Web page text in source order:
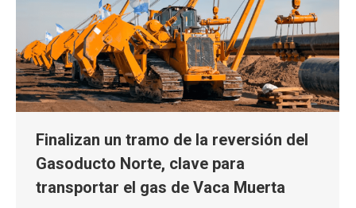
Finalizan un tramo de la reversión del
Gasoducto Norte, clave para
transportar el gas de Vaca Muerta